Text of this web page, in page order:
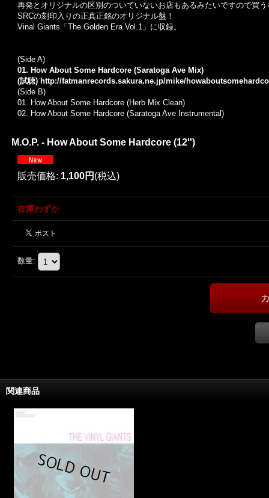
再発とオリジナルの区別のついていないお店もあるみたいですので買
SRCの刻印入りの正真正銘のオリジナル盤！
Vinal Giants「The Golden Era Vol.1」に収録。
(Side A)
01. How About Some Hardcore (Saratoga Ave Mix)
(試聴) http://fatmanrecords.sakura.ne.jp/mike/
(Side B)
01. How About Some Hardcore (Herb Mix Clean)
02. How About Some Hardcore (Saratoga Ave Instrumental)
M.O.P. - How About Some Hardcore (12'')
販売価格: 1,100円 (税込)
在庫わずか
数量:
関連商品